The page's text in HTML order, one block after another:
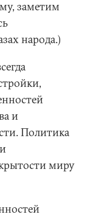
заметим
народа.)
и
Политика
миру